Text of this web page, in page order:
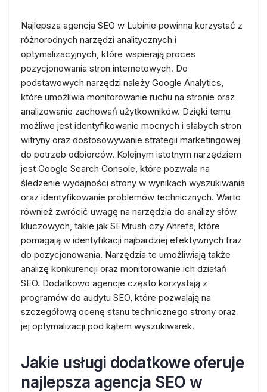
Najlepsza agencja SEO w Lubinie powinna korzystać z
różnorodnych narzędzi analitycznych i
optymalizacyjnych, które wspierają proces
pozycjonowania stron internetowych. Do
podstawowych narzędzi należy Google Analytics,
które umożliwia monitorowanie ruchu na stronie oraz
analizowanie zachowań użytkowników. Dzięki temu
możliwe jest identyfikowanie mocnych i słabych stron
witryny oraz dostosowywanie strategii marketingowej
do potrzeb odbiorców. Kolejnym istotnym narzędziem
jest Google Search Console, które pozwala na
śledzenie wydajności strony w wynikach wyszukiwania
oraz identyfikowanie problemów technicznych. Warto
również zwrócić uwagę na narzędzia do analizy słów
kluczowych, takie jak SEMrush czy Ahrefs, które
pomagają w identyfikacji najbardziej efektywnych fraz
do pozycjonowania. Narzędzia te umożliwiają także
analizę konkurencji oraz monitorowanie ich działań
SEO. Dodatkowo agencje często korzystają z
programów do audytu SEO, które pozwalają na
szczegółową ocenę stanu technicznego strony oraz
jej optymalizacji pod kątem wyszukiwarek.
Jakie usługi dodatkowe oferuje
najlepsza agencja SEO w